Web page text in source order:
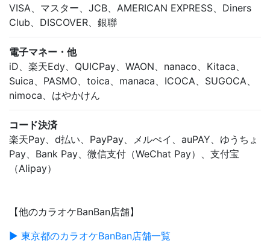
VISA、マスター、JCB、AMERICAN EXPRESS、Diners
Club、DISCOVER、銀聯
電子マネー・他
iD、楽天Edy、QUICPay、WAON、nanaco、Kitaca、
Suica、PASMO、toica、manaca、ICOCA、SUGOCA、
nimoca、はやかけん
コード決済
楽天Pay、d払い、PayPay、メルぺイ、auPAY、ゆうちょ
Pay、Bank Pay、微信支付（WeChat Pay）、支付宝
（Alipay）
【他のカラオケBanBan店舗】
▶ 東京都のカラオケBanBan店舗一覧